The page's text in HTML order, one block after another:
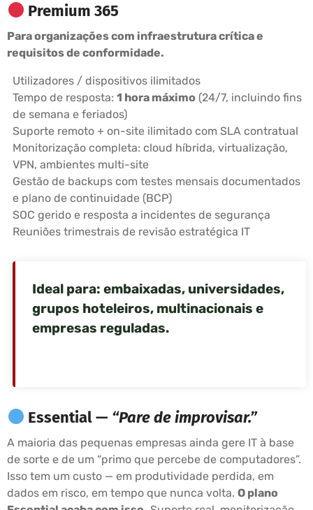
Premium 365
Para organizações com infraestrutura crítica e
requisitos de conformidade.
Utilizadores / dispositivos ilimitados
Tempo de resposta: 1 hora máximo (24/7, incluindo fins
de semana e feriados)
Suporte remoto + on-site ilimitado com SLA contratual
Monitorização completa: cloud híbrida, virtualização,
VPN, ambientes multi-site
Gestão de backups com testes mensais documentados
e plano de continuidade (BCP)
SOC gerido e resposta a incidentes de segurança
Reuniões trimestrais de revisão estratégica IT
Ideal para: embaixadas, universidades,
grupos hoteleiros, multinacionais e
empresas reguladas.
Essential — “Pare de improvisar.”
A maioria das pequenas empresas ainda gere IT à base
de sorte e de um “primo que percebe de computadores”.
Isso tem um custo — em produtividade perdida, em
dados em risco, em tempo que nunca volta. O plano